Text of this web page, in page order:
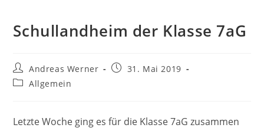
Schullandheim der Klasse 7aG
Beitrags-
Autor:
Andreas Werner
Beitrag31. Mai 2019
Beitrags-
Allgemein
Letzte Woche ging es für die Klasse 7aG zusammen